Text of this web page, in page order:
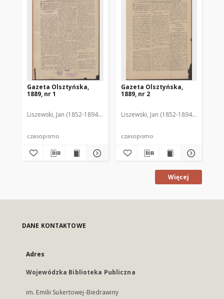
Gazeta Olsztyńska,
1889, nr 1
Liszewski, Jan (1852-1894). Red.
czasopismo
Gazeta Olsztyńska,
1889, nr 2
Liszewski, Jan (1852-1894). Red.
czasopismo
Więcej
DANE KONTAKTOWE
Adres
Wojewódzka Biblioteka Publiczna
im. Emilii Sukertowej-Biedrawiny